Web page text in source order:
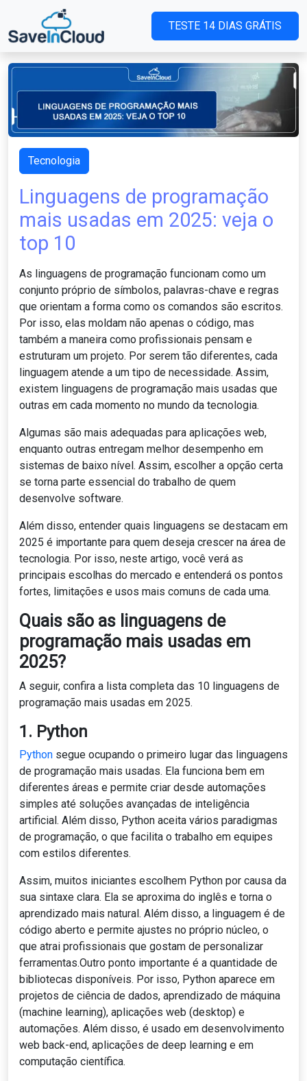
TESTE 14 DIAS GRÁTIS
Tecnologia
Linguagens de programação
mais usadas em 2025: veja o
top 10
As linguagens de programação funcionam como um
conjunto próprio de símbolos, palavras-chave e regras
que orientam a forma como os comandos são escritos.
Por isso, elas moldam não apenas o código, mas
também a maneira como profissionais pensam e
estruturam um projeto. Por serem tão diferentes, cada
linguagem atende a um tipo de necessidade. Assim,
existem linguagens de programação mais usadas que
outras em cada momento no mundo da tecnologia.
Algumas são mais adequadas para aplicações web,
enquanto outras entregam melhor desempenho em
sistemas de baixo nível. Assim, escolher a opção certa
se torna parte essencial do trabalho de quem
desenvolve software.
Além disso, entender quais linguagens se destacam em
2025 é importante para quem deseja crescer na área de
tecnologia. Por isso, neste artigo, você verá as
principais escolhas do mercado e entenderá os pontos
fortes, limitações e usos mais comuns de cada uma.
Quais são as linguagens de
programação mais usadas em
2025?
A seguir, confira a lista completa das 10 linguagens de
programação mais usadas em 2025.
1. Python
Python segue ocupando o primeiro lugar das linguagens
de programação mais usadas. Ela funciona bem em
diferentes áreas e permite criar desde automações
simples até soluções avançadas de inteligência
artificial. Além disso, Python aceita vários paradigmas
de programação, o que facilita o trabalho em equipes
com estilos diferentes.
Assim, muitos iniciantes escolhem Python por causa da
sua sintaxe clara. Ela se aproxima do inglês e torna o
aprendizado mais natural. Além disso, a linguagem é de
código aberto e permite ajustes no próprio núcleo, o
que atrai profissionais que gostam de personalizar
ferramentas.Outro ponto importante é a quantidade de
bibliotecas disponíveis. Por isso, Python aparece em
projetos de ciência de dados, aprendizado de máquina
(machine learning), aplicações web (desktop) e
automações. Além disso, é usado em desenvolvimento
web back-end, aplicações de deep learning e em
computação científica.